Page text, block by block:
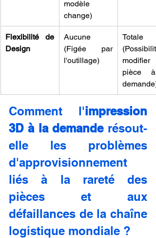
modèle
change)
Flexibilité de
Design
Aucune
(Figée par
l'outillage)
Totale
pièce
demande)
Comment l'impression
3D à la demande résout-
elle les problèmes
d'approvisionnement
liés à la rareté des
pièces et aux
défaillances de la chaîne
logistique mondiale ?